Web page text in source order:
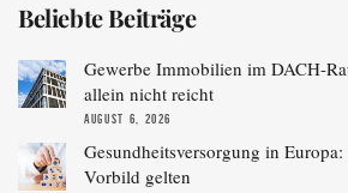
Beliebte Beiträge
Gewerbe Immobilien im DACH-
allein nicht reicht
AUGUST 6, 2026
Gesundheitsversorgung in
Vorbild gelten